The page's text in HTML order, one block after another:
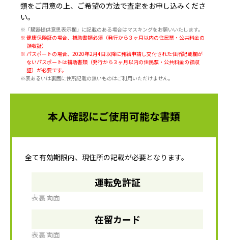
類をご用意の上、ご希望の方法で査定をお申し込みくださ
い。
※「臓器提供意思表示欄」に記載のある場合はマスキングをお願いいたします。
※ 健康保険証の場合、補助書類必須（発行から３ヶ月以内の住民票・公共料金の
領収証）
※ パスポートの場合、2020年2月4日以降に発給申請し交付された住所記載欄が
ないパスポートは補助書類（発行から３ヶ月以内の住民票・公共料金の領収
証）が必要です。
※表あるいは裏面に住所記載の無いものはご利用いただけません。
本人確認にご使用可能な書類
全て有効期限内、現住所の記載が必要となります。
運転免許証
表裏両面
在留カード
表裏両面